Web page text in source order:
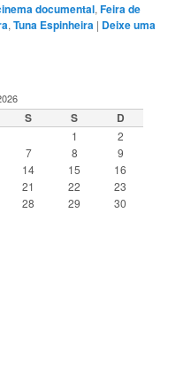
documental,Feira de
,Tuna Espinheira | Deixe uma
S S D
1
2
7 8
9
14 15
16
21 22
23
28 29
30